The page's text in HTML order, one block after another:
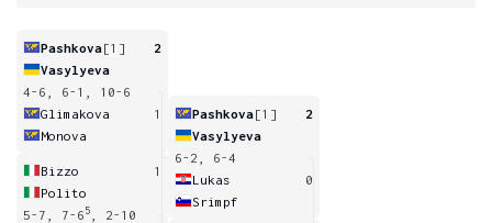
Pashkova[1]
2
Vasylyeva
4-6, 6-1, 10-6
Glimakova
1
Monova
Bizzo
1
Polito
5-7, 7-6 5
, 2-10
Pashkova[1]
2
Vasylyeva
6-2, 6-4
Lukas
0
Srimpf